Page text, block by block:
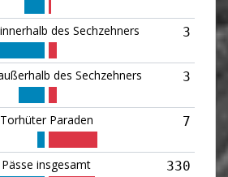
des Sechzehners 3
des Sechzehners 3
Torhüter Paraden 7
Pässe insgesamt 330